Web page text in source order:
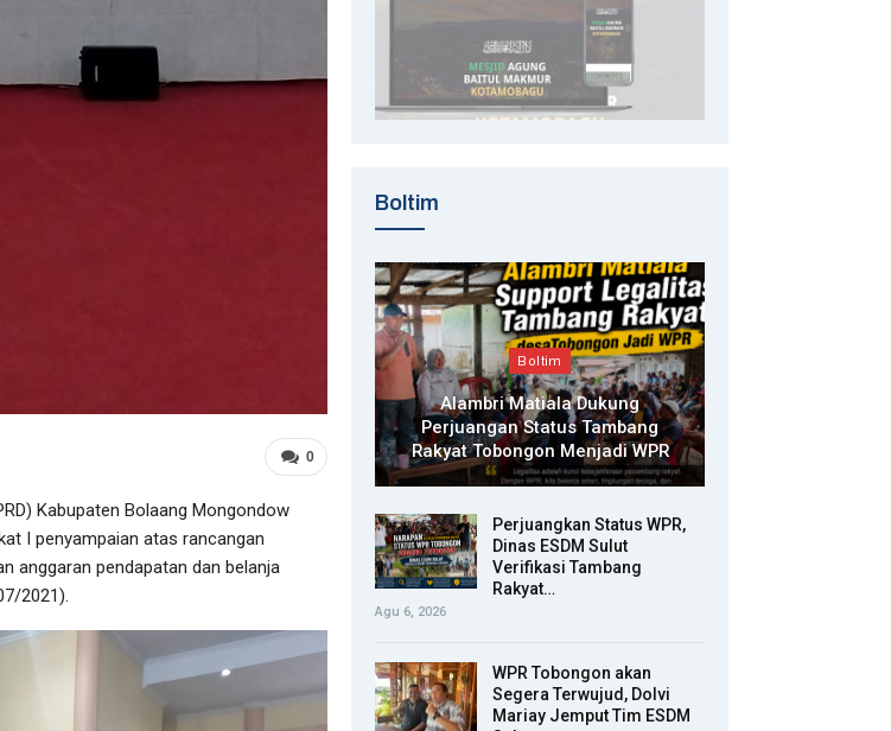
0
Kabupaten Bolaang Mongondow
I penyampaian atas rancangan
anggaran pendapatan dan belanja
2021).
Boltim
Boltim
Alambri Matiala Dukung
Perjuangan Status Tambang
Rakyat Tobongon Menjadi WPR
Perjuangkan Status WPR,
Dinas ESDM Sulut
Verifikasi Tambang
Rakyat…
Agu 6, 2026
WPR Tobongon akan
Segera Terwujud, Dolvi
Mariay Jemput Tim ESDM